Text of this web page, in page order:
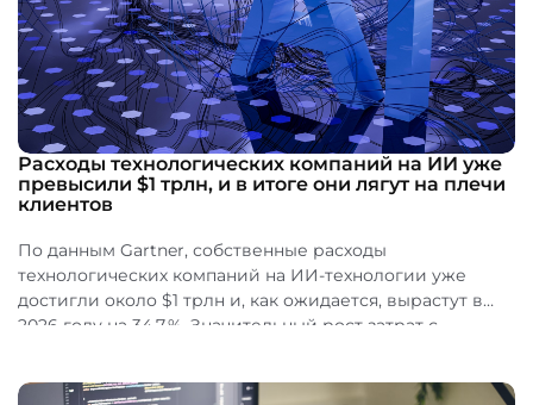
Расходы технологических компаний на ИИ уже
превысили $1 трлн, и в итоге они лягут на плечи
клиентов
По данным Gartner, собственные расходы
технологических компаний на ИИ-технологии уже
достигли около $1 трлн и, как ожидается, вырастут в
2026 году на 34,7 %. Значительный рост затрат с...